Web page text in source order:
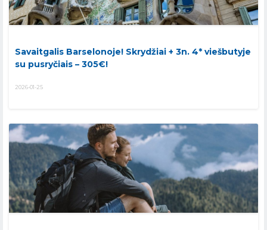
Savaitgalis Barselonoje! Skrydžiai + 3n. 4* viešbutyje
su pusryčiais – 305€!
2026-01-25